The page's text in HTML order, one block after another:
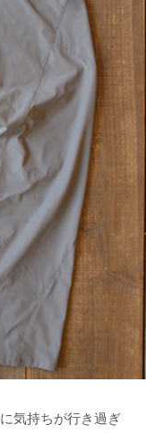
気持ちが行き過ぎ